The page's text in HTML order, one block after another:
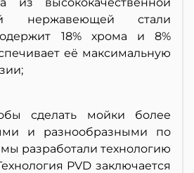
нержавеющей стали
18% хрома и 8%
её максимальную
сделать мойки более
и разнообразными по
разработали технологию
PVD заключается